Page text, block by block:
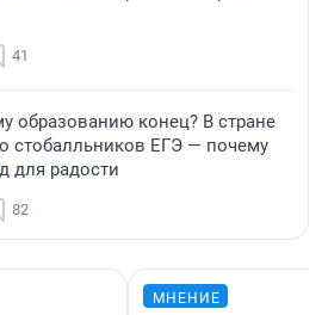
41
образованию конец? В стране
стобалльников ЕГЭ — почему
для радости
82
МНЕНИЕ